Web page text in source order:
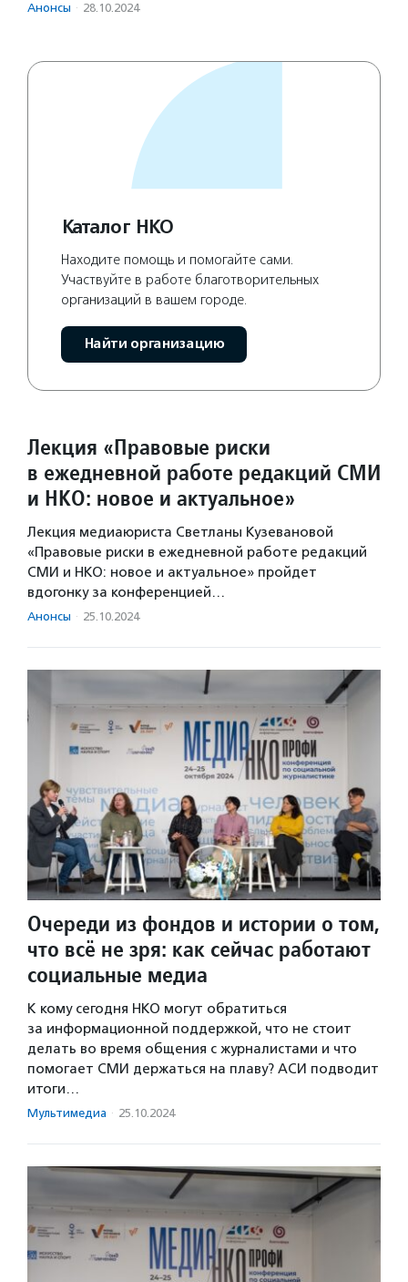
Анонсы · 28.10.2024
Каталог НКО
Находите помощь и помогайте сами.
Участвуйте в работе благотворительных
организаций в вашем городе.
Найти организацию
Лекция «Правовые риски
в ежедневной работе редакций СМИ
и НКО: новое и актуальное»
Лекция медиаюриста Светланы Кузевановой
«Правовые риски в ежедневной работе редакций
СМИ и НКО: новое и актуальное» пройдет
вдогонку за конференцией…
Анонсы · 25.10.2024
Очереди из фондов и истории о том,
что всё не зря: как сейчас работают
социальные медиа
К кому сегодня НКО могут обратиться
за информационной поддержкой, что не стоит
делать во время общения с журналистами и что
помогает СМИ держаться на плаву? АСИ подводит
итоги…
Мультимедиа · 25.10.2024